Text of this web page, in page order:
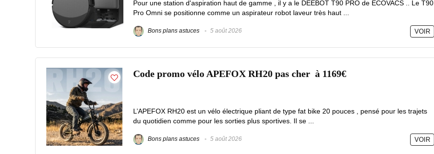
Pour une station d'aspiration haut de gamme , il y a le DEEBOT T90 PRO de ECOVACS .. Le T90
Pro Omni se positionne comme un aspirateur robot laveur très haut ...
Bons plans astuces 5 août 2026 VOIR
Code promo vélo APEFOX RH20 pas cher à 1169€
L’APEFOX RH20 est un vélo électrique pliant de type fat bike 20 pouces , pensé pour les trajets
du quotidien comme pour les sorties plus sportives. Il se ...
Bons plans astuces 5 août 2026 VOIR